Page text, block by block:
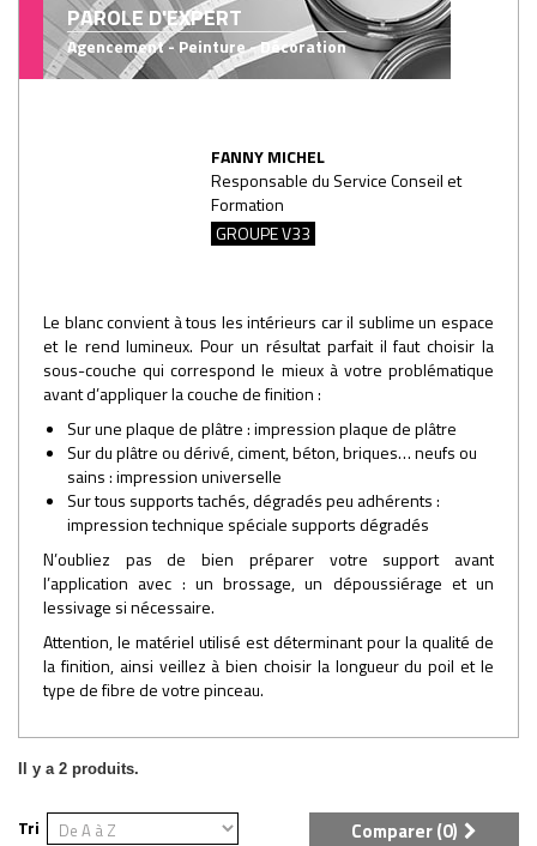
PAROLE D'EXPERT
Agencement - Peinture - Décoration
FANNY MICHEL
Responsable du Service Conseil et
Formation
GROUPE V33
Le blanc convient à tous les intérieurs car il sublime un espace
et le rend lumineux. Pour un résultat parfait il faut choisir la
sous-couche qui correspond le mieux à votre problématique
avant d’appliquer la couche de finition :
Sur une plaque de plâtre : impression plaque de plâtre
Sur du plâtre ou dérivé, ciment, béton, briques… neufs ou
sains : impression universelle
Sur tous supports tachés, dégradés peu adhérents :
impression technique spéciale supports dégradés
N’oubliez pas de bien préparer votre support avant
l’application avec : un brossage, un dépoussiérage et un
lessivage si nécessaire.
Attention, le matériel utilisé est déterminant pour la qualité de
la finition, ainsi veillez à bien choisir la longueur du poil et le
type de fibre de votre pinceau.
Il y a 2 produits.
Tri Comparer (0)